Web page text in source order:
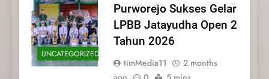
UNCATEGORIZED
Purworejo Sukses Gelar
LPBB Jatayudha Open 2
Tahun 2026
timMedia11
2 months